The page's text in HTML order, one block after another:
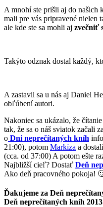
A mnohí ste prišli aj do našich
mali pre vás pripravené nielen
ale kde ste sa mohli aj zvečniť
Takýto odznak dostal každý,
A zastavil sa u nás aj Daniel
obľúbení autori.
Nakoniec sa ukázalo, že
tak, že sa o náš sviatok začali
o Dni neprečítaných kníh
21:00), potom Markíza a
(cca. od 37:00) A potom ešte
Najbližší cieľ? Dostať Deň
Ako deň pracovného pokoja!
Ďakujeme za Deň
Deň neprečítaných kníh